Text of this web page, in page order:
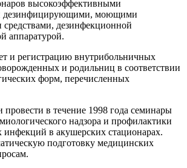
высокоэффективными
дезинфицирующими, моющими
дезинфекционной
аппаратурой.
и регистрацию внутрибольничных
и родильниц в соответствии
форм, перечисленных
провести в течение 1998 года семинары
надзора и профилактики
в акушерских стационарах.
подготовку медицинских